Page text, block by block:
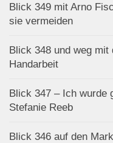
Blick 349 mit Arno
sie vermeiden
Blick 348 und weg
Handarbeit
Blick 347 – Ich wurde
Stefanie Reeb
Blick 346 auf den